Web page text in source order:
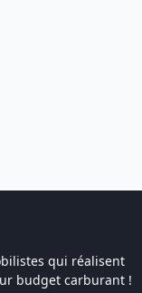
qui réalisent
budget carburant !